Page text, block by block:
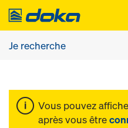
Vous pouvez
après vous être